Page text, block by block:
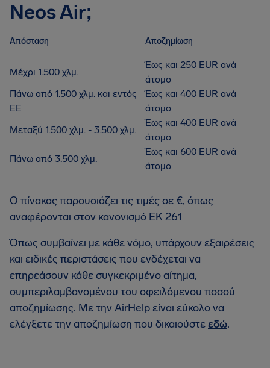
Neos Air;
Απόσταση Αποζημίωση
Μέχρι 1.500 χλμ.
Έως και 250 EUR ανά
άτομο
Πάνω από 1.500 χλμ. και εντός
ΕΕ
Έως και 400 EUR ανά
άτομο
Μεταξύ 1.500 χλμ. - 3.500 χλμ.
Έως και 400 EUR ανά
άτομο
Πάνω από 3.500 χλμ.
Έως και 600 EUR ανά
άτομο
Ο πίνακας παρουσιάζει τις τιμές σε €, όπως
αναφέρονται στον κανονισμό ΕΚ 261
Όπως συμβαίνει με κάθε νόμο, υπάρχουν εξαιρέσεις
και ειδικές περιστάσεις που ενδέχεται να
επηρεάσουν κάθε συγκεκριμένο αίτημα,
συμπεριλαμβανομένου του οφειλόμενου ποσού
αποζημίωσης. Με την AirHelp είναι εύκολο να
ελέγξετε την αποζημίωση που δικαιούστεεδώ.